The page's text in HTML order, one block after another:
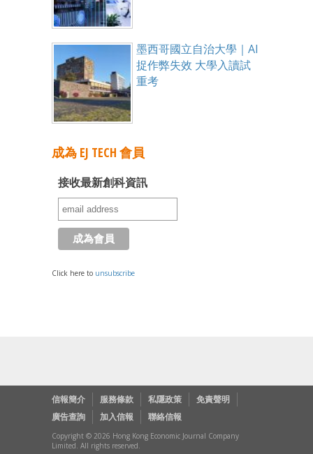
墨西哥國立自治大學｜AI
捉作弊失效 大學入讀試
重考
成為 EJ TECH 會員
接收最新創科資訊
Click here to unsubscribe
信報簡介 服務條款 私隱政策
免責聲明
廣告查詢
加入信報 聯絡信報
Copyright © 2026 Hong Kong Economic Journal Company
Limited. All rights reserved.